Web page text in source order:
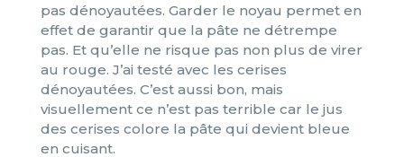
pas dénoyautées. Garder le noyau permet en
effet de garantir que la pâte ne détrempe
pas. Et qu’elle ne risque pas non plus de virer
au rouge. J’ai testé avec les cerises
dénoyautées. C’est aussi bon, mais
visuellement ce n’est pas terrible car le jus
des cerises colore la pâte qui devient bleue
en cuisant.